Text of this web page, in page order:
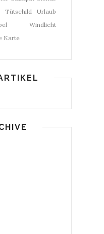
Tütschild
Urlaub
Windlicht
Karte